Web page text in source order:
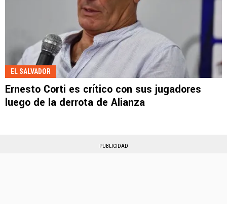
EL SALVADOR
Ernesto Corti es crítico con sus jugadores
luego de la derrota de Alianza
PUBLICIDAD